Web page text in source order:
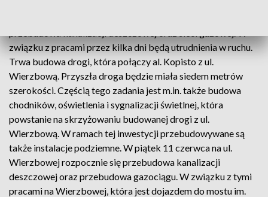
związku z pracami przez kilka dni będą utrudnienia w ruchu.
Trwa budowa drogi, która połączy al. Kopisto z ul.
Wierzbową. Przyszła droga będzie miała siedem metrów
szerokości. Częścią tego zadania jest m.in. także budowa
chodników, oświetlenia i sygnalizacji świetlnej, która
powstanie na skrzyżowaniu budowanej drogi z ul.
Wierzbową. W ramach tej inwestycji przebudowywane są
także instalacje podziemne. W piątek 11 czerwca na ul.
Wierzbowej rozpocznie się przebudowa kanalizacji
deszczowej oraz przebudowa gazociągu. W związku z tymi
pracami na Wierzbowej, która jest dojazdem do mostu im.